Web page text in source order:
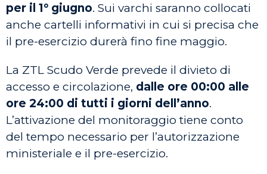
per il 1° giugno. Sui varchi saranno collocati
anche cartelli informativi in cui si precisa che
il pre-esercizio durerà fino fine maggio.
La ZTL Scudo Verde prevede il divieto di
accesso e circolazione, dalle ore 00:00 alle
ore 24:00 di tutti i giorni dell’anno.
L’attivazione del monitoraggio tiene conto
del tempo necessario per l’autorizzazione
ministeriale e il pre-esercizio.